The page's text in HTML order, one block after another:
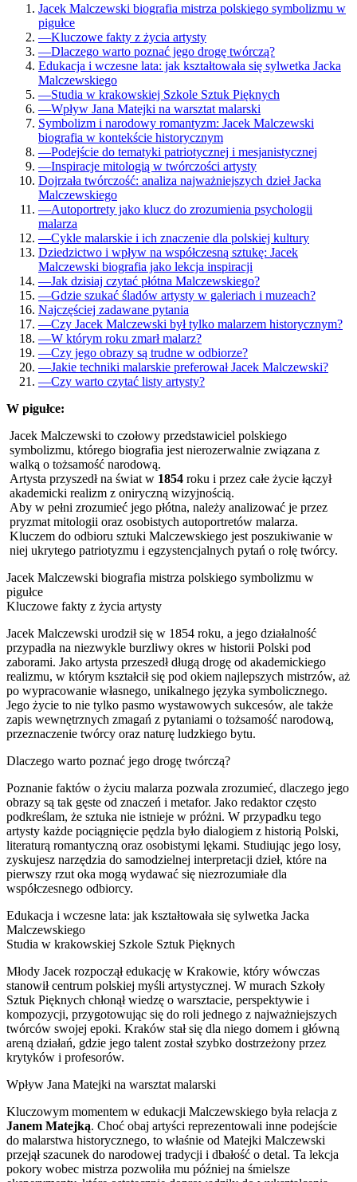
Jacek Malczewski biografia mistrza polskiego symbolizmu w
pigułce
—Kluczowe fakty z życia artysty
—Dlaczego warto poznać jego drogę twórczą?
Edukacja i wczesne lata: jak kształtowała się sylwetka Jacka
Malczewskiego
—Studia w krakowskiej Szkole Sztuk Pięknych
—Wpływ Jana Matejki na warsztat malarski
Symbolizm i narodowy romantyzm: Jacek Malczewski
biografia w kontekście historycznym
—Podejście do tematyki patriotycznej i mesjanistycznej
—Inspiracje mitologią w twórczości artysty
Dojrzała twórczość: analiza najważniejszych dzieł Jacka
Malczewskiego
—Autoportrety jako klucz do zrozumienia psychologii
malarza
—Cykle malarskie i ich znaczenie dla polskiej kultury
Dziedzictwo i wpływ na współczesną sztukę: Jacek
Malczewski biografia jako lekcja inspiracji
—Jak dzisiaj czytać płótna Malczewskiego?
—Gdzie szukać śladów artysty w galeriach i muzeach?
Najczęściej zadawane pytania
—Czy Jacek Malczewski był tylko malarzem historycznym?
—W którym roku zmarł malarz?
—Czy jego obrazy są trudne w odbiorze?
—Jakie techniki malarskie preferował Jacek Malczewski?
—Czy warto czytać listy artysty?
W pigułce:
Jacek Malczewski to czołowy przedstawiciel polskiego
symbolizmu, którego biografia jest nierozerwalnie związana z
walką o tożsamość narodową.
Artysta przyszedł na świat w 1854 roku i przez całe życie łączył
akademicki realizm z oniryczną wizyjnością.
Aby w pełni zrozumieć jego płótna, należy analizować je przez
pryzmat mitologii oraz osobistych autoportretów malarza.
Kluczem do odbioru sztuki Malczewskiego jest poszukiwanie w
niej ukrytego patriotyzmu i egzystencjalnych pytań o rolę twórcy.
Jacek Malczewski biografia mistrza polskiego symbolizmu w
pigułce
Kluczowe fakty z życia artysty
Jacek Malczewski urodził się w 1854 roku, a jego działalność
przypadła na niezwykle burzliwy okres w historii Polski pod
zaborami. Jako artysta przeszedł długą drogę od akademickiego
realizmu, w którym kształcił się pod okiem najlepszych mistrzów, aż
po wypracowanie własnego, unikalnego języka symbolicznego.
Jego życie to nie tylko pasmo wystawowych sukcesów, ale także
zapis wewnętrznych zmagań z pytaniami o tożsamość narodową,
przeznaczenie twórcy oraz naturę ludzkiego bytu.
Dlaczego warto poznać jego drogę twórczą?
Poznanie faktów o życiu malarza pozwala zrozumieć, dlaczego jego
obrazy są tak gęste od znaczeń i metafor. Jako redaktor często
podkreślam, że sztuka nie istnieje w próżni. W przypadku tego
artysty każde pociągnięcie pędzla było dialogiem z historią Polski,
literaturą romantyczną oraz osobistymi lękami. Studiując jego losy,
zyskujesz narzędzia do samodzielnej interpretacji dzieł, które na
pierwszy rzut oka mogą wydawać się niezrozumiałe dla
współczesnego odbiorcy.
Edukacja i wczesne lata: jak kształtowała się sylwetka Jacka
Malczewskiego
Studia w krakowskiej Szkole Sztuk Pięknych
Młody Jacek rozpoczął edukację w Krakowie, który wówczas
stanowił centrum polskiej myśli artystycznej. W murach Szkoły
Sztuk Pięknych chłonął wiedzę o warsztacie, perspektywie i
kompozycji, przygotowując się do roli jednego z najważniejszych
twórców swojej epoki. Kraków stał się dla niego domem i główną
areną działań, gdzie jego talent został szybko dostrzeżony przez
krytyków i profesorów.
Wpływ Jana Matejki na warsztat malarski
Kluczowym momentem w edukacji Malczewskiego była relacja z
Janem Matejką. Choć obaj artyści reprezentowali inne podejście
do malarstwa historycznego, to właśnie od Matejki Malczewski
przejął szacunek do narodowej tradycji i dbałość o detal. Ta lekcja
pokory wobec mistrza pozwoliła mu później na śmielsze